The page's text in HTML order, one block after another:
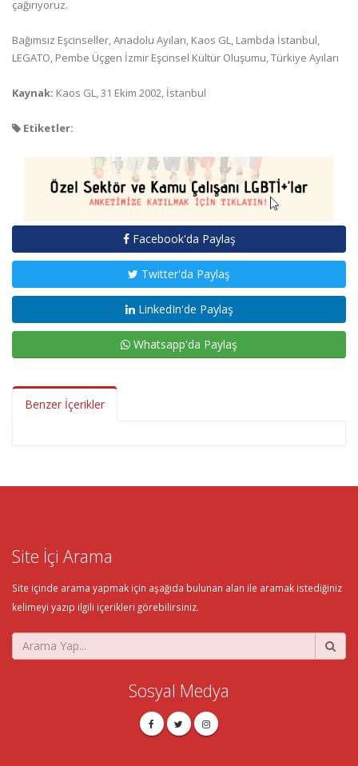
çağırıyoruz.
Bağımsız Eşcinseller, Anadolu Ayıları, Kaos GL, Lambda İstanbul,
LEGATO, Pembe Üçgen İzmir Eşcinsel Kültür Oluşumu, Türkiye Ayıları
Kaynak: Kaos GL, 31 Ekim 2002, İstanbul
Etiketler:
Facebook'da Paylaş
Twitter'da Paylaş
LinkedIn'de Paylaş
Whatsapp'da Paylaş
Benzer İçerikler
Site İçi Arama
Site içinde arama yapmak için aşağıda bulunan alan ile aramak istediğiniz
kelimeyi yazıp ilgili içerikleri görebilirsiniz.
Sosyal Medya